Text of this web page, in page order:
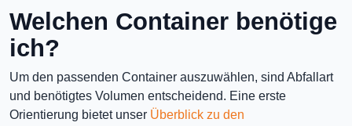
Welchen Container benötige
ich?
Um den passenden Container auszuwählen, sind Abfallart
und benötigtes Volumen entscheidend. Eine erste
Orientierung bietet unser Überblick zu den